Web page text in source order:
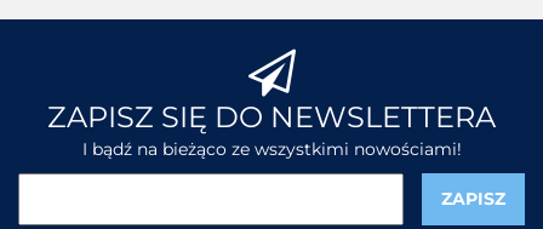
ZAPISZ SIĘ DO NEWSLETTERA
I bądź na bieżąco ze wszystkimi nowościami!